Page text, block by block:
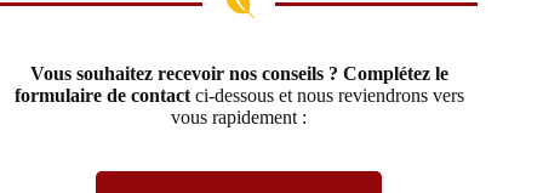
Vous souhaitez recevoir nos conseils ? Complétez le
formulaire de contactci-dessous et nous reviendrons vers
vous rapidement :